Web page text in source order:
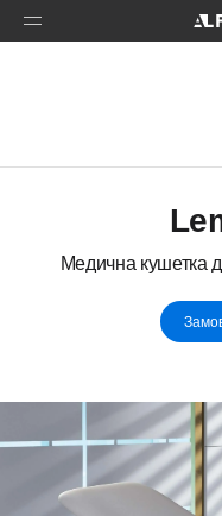
Медична кушетка